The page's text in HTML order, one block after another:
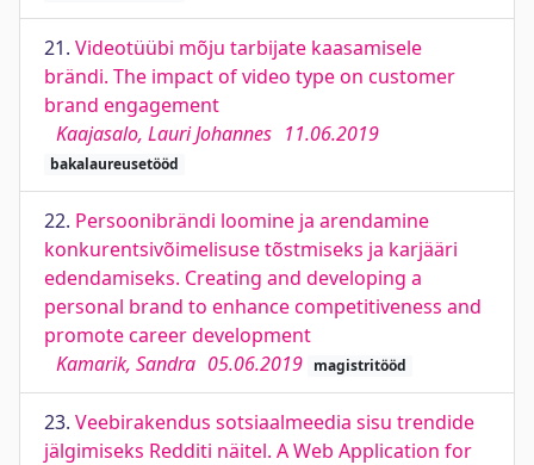
21. Videotüübi mõju tarbijate kaasamisele
brändi. The impact of video type on customer
brand engagement
Kaajasalo, Lauri Johannes 11.06.2019
bakalaureusetööd
22. Persoonibrändi loomine ja arendamine
konkurentsivõimelisuse tõstmiseks ja karjääri
edendamiseks. Creating and developing a
personal brand to enhance competitiveness and
promote career development
Kamarik, Sandra 05.06.2019 magistritööd
23. Veebirakendus sotsiaalmeedia sisu trendide
jälgimiseks Redditi näitel. A Web Application for